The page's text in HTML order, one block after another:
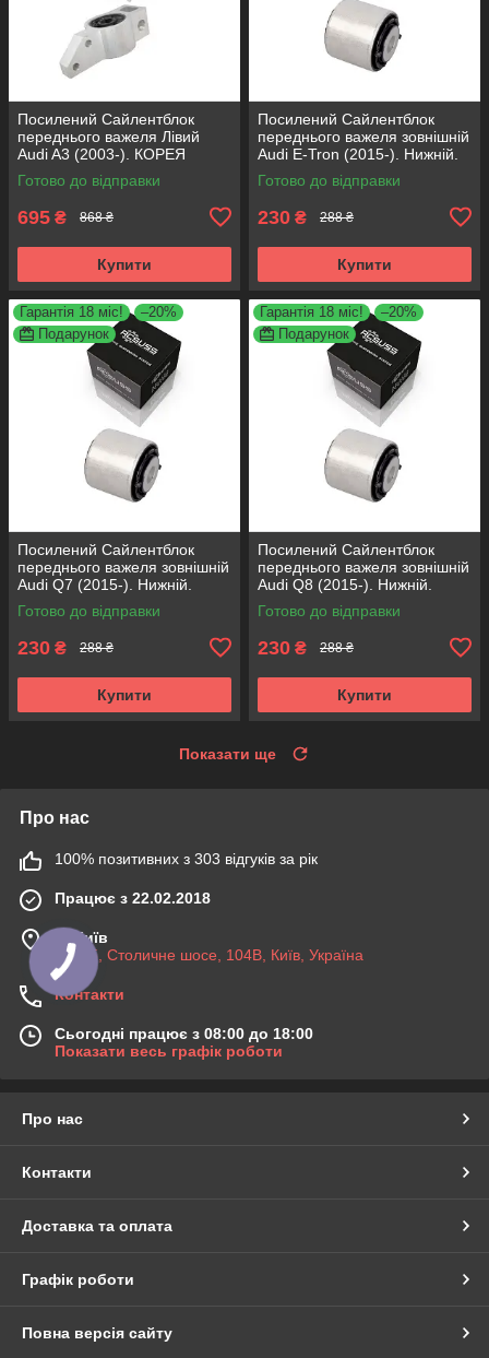
Посилений Сайлентблок
переднього важеля Лівий
Audi A3 (2003-). КОРЕЯ
Acsuss! 34762 , JBU691 ,
VKDS331004
Готово до відправки
695 ₴ 868 ₴
Купити
Посилений Сайлентблок
переднього важеля зовнішній
Audi E-Tron (2015-). Нижній.
КОРЕЯ Acsuss! FE175192 ,
VKDS331087
Готово до відправки
230 ₴ 288 ₴
Купити
Гарантія 18 міс!
–20%
Подарунок
Посилений Сайлентблок
переднього важеля зовнішній
Audi Q7 (2015-). Нижній.
КОРЕЯ Acsuss! FE175192 ,
VKDS331087
Готово до відправки
230 ₴ 288 ₴
Купити
Гарантія 18 міс!
–20%
Подарунок
Посилений Сайлентблок
переднього важеля зовнішній
Audi Q8 (2015-). Нижній.
КОРЕЯ Acsuss! FE175192 ,
VKDS331087
Готово до відправки
230 ₴ 288 ₴
Купити
Показати ще
Про нас
100% позитивних з 303 відгуків за рік
Працює з 22.02.2018
м. Київ
03045, Столичне шосе, 104B, Київ, Україна
Контакти
Сьогодні працює з 08:00 до 18:00
Показати весь графік роботи
Про нас
Контакти
Доставка та оплата
Графік роботи
Повна версія сайту